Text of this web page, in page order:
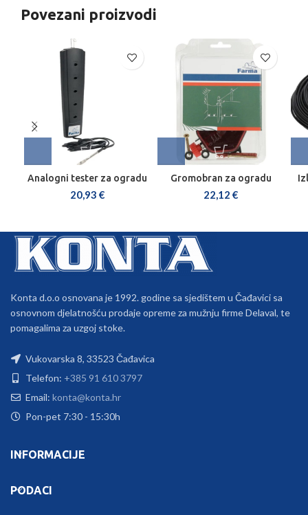
Povezani proizvodi
Analogni tester za ogradu
20,93 €
Gromobran za ogradu
22,12 €
Konta d.o.o osnovana je 1992. godine sa sjedištem u Čađavici sa
osnovnom djelatnošću prodaje opreme za mužnju firme Delaval, te
pomagalima za uzgoj stoke.
Vukovarska 8, 33523 Čađavica
Telefon: +385 91 610 3797
Email: konta@konta.hr
Pon-pet 7:30 - 15:30h
INFORMACIJE
PODACI